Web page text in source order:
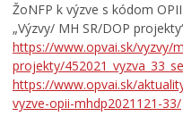
ŽoNFP k výzve s kódom
„Výzvy/ MH SR/DOP
https://www.opvai.sk/vyzvy/
projekty/
https://www.opvai.sk/
vyzve-opii-mhdp2021121-33/